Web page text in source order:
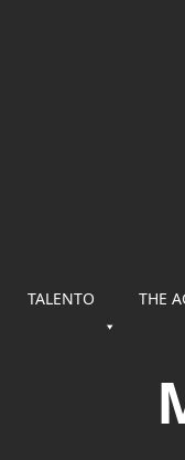
TALENTO THE